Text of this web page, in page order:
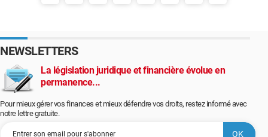
NEWSLETTERS
La législation juridique et financière évolue en
permanence...
Pour mieux gérer vos finances et mieux défendre vos droits, restez informé avec
notre lettre gratuite.